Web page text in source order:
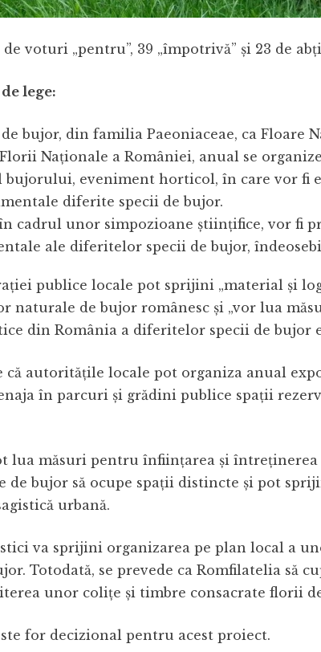
voturi „pentru”, 39 „împotrivă” şi 23 de
lege:
de bujor, din familia Paeoniaceae, ca Floare
Naţionale a României, anual se
bujorului, eveniment horticol, în care vor fi
diferite specii de bujor.
în cadrul unor simpozioane ştiinţifice, vor fi
ale diferitelor specii de bujor, îndeosebi
publice locale pot sprijini „material şi
naturale de bujor românesc şi „vor lua
din România a diferitelor specii de bujor
că autorităţile locale pot organiza anual
în parcuri şi grădini publice spaţii
lua măsuri pentru înfiinţarea şi
de bujor să ocupe spaţii distincte şi pot
urbană.
va sprijini organizarea pe plan local a
Totodată, se prevede ca Romfilatelia să
unor coliţe şi timbre consacrate florii
for decizional pentru acest proiect.